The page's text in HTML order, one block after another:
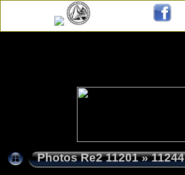
Photos Re2 11201»11244